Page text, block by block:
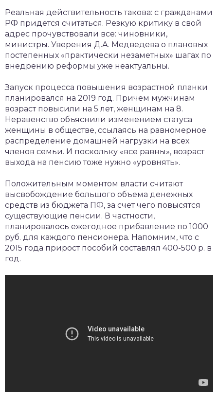
Реальная действительность такова: с гражданами
РФ придется считаться. Резкую критику в свой
адрес прочувствовали все: чиновники,
министры. Уверения Д.А. Медведева о плановых
постепенных «практически незаметных» шагах по
внедрению реформы уже неактуальны.
Запуск процесса повышения возрастной планки
планировался на 2019 год. Причем мужчинам
возраст повысили на 5 лет, женщинам на 8.
Неравенство объяснили изменением статуса
женщины в обществе, ссылаясь на равномерное
распределение домашней нагрузки на всех
членов семьи. И поскольку «все равны», возраст
выхода на пенсию тоже нужно «уровнять».
Положительным моментом власти считают
высвобождение большого объема денежных
средств из бюджета ПФ, за счет чего повысятся
существующие пенсии. В частности,
планировалось ежегодное прибавление по 1000
руб. для каждого пенсионера. Напомним, что с
2015 года прирост пособий составлял 400-500 р. в
год.